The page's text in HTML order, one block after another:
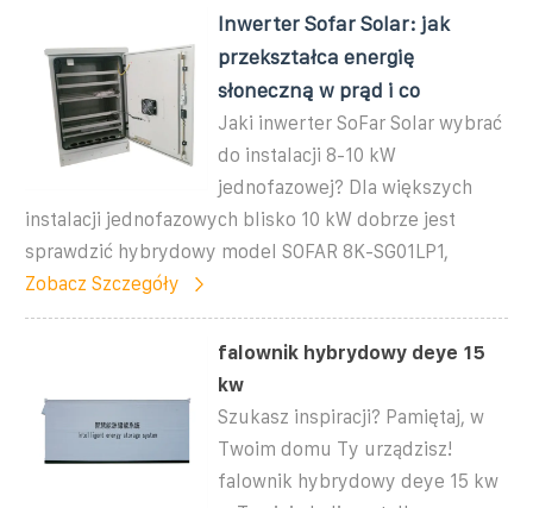
Inwerter Sofar Solar: jak
przekształca energię
słoneczną w prąd i co
Jaki inwerter SoFar Solar wybrać
do instalacji 8-10 kW
jednofazowej? Dla większych
instalacji jednofazowych blisko 10 kW dobrze jest
sprawdzić hybrydowy model SOFAR 8K-SG01LP1,
Zobacz Szczegóły
falownik hybrydowy deye 15
kw
Szukasz inspiracji? Pamiętaj, w
Twoim domu Ty urządzisz!
falownik hybrydowy deye 15 kw